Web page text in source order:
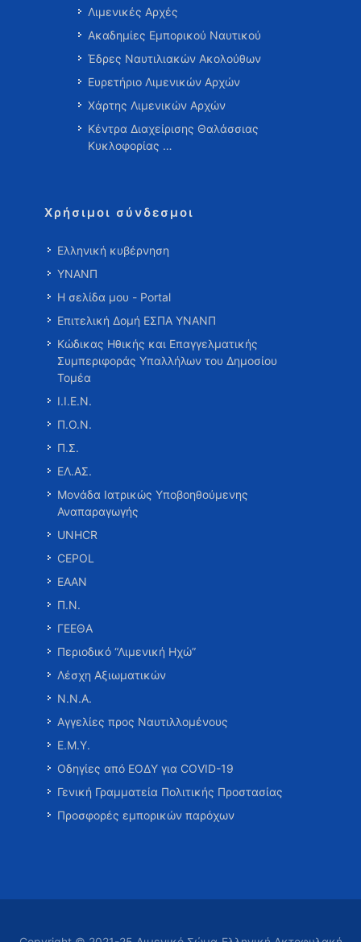
Λιμενικές Αρχές
Ακαδημίες Εμπορικού Ναυτικού
Έδρες Ναυτιλιακών Ακολούθων
Ευρετήριο Λιμενικών Αρχών
Χάρτης Λιμενικών Αρχών
Κέντρα Διαχείρισης Θαλάσσιας
Κυκλοφορίας …
Χρήσιμοι σύνδεσμοι
Ελληνική κυβέρνηση
ΥΝΑΝΠ
Η σελίδα μου - Portal
Επιτελική Δομή ΕΣΠΑ ΥΝΑΝΠ
Κώδικας Ηθικής και Επαγγελματικής
Συμπεριφοράς Υπαλλήλων του Δημοσίου
Τομέα
Ι.Ι.Ε.Ν.
Π.Ο.Ν.
Π.Σ.
ΕΛ.ΑΣ.
Μονάδα Ιατρικώς Υποβοηθούμενης
Αναπαραγωγής
UNHCR
CEPOL
ΕΑΑΝ
Π.Ν.
ΓΕΕΘΑ
Περιοδικό “Λιμενική Ηχώ”
Λέσχη Αξιωματικών
Ν.Ν.Α.
Αγγελίες προς Ναυτιλλομένους
Ε.Μ.Υ.
Οδηγίες από ΕΟΔΥ για COVID-19
Γενική Γραμματεία Πολιτικής Προστασίας
Προσφορές εμπορικών παρόχων